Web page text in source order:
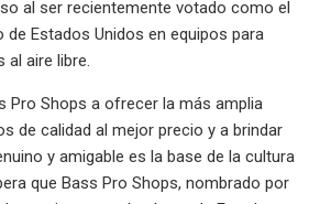
al ser recientemente votado como el
Estados Unidos en equipos para
al aire libre.
Pro Shops a ofrecer la más amplia
de calidad al mejor precio y a brindar
y amigable es la base de la cultura
que Bass Pro Shops, nombrado por